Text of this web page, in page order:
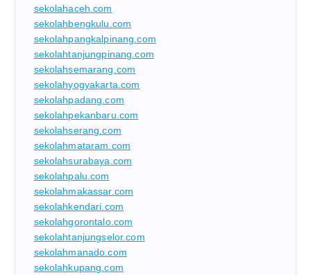
sekolahaceh.com
sekolahbengkulu.com
sekolahpangkalpinang.com
sekolahtanjungpinang.com
sekolahsemarang.com
sekolahyogyakarta.com
sekolahpadang.com
sekolahpekanbaru.com
sekolahserang.com
sekolahmataram.com
sekolahsurabaya.com
sekolahpalu.com
sekolahmakassar.com
sekolahkendari.com
sekolahgorontalo.com
sekolahtanjungselor.com
sekolahmanado.com
sekolahkupang.com